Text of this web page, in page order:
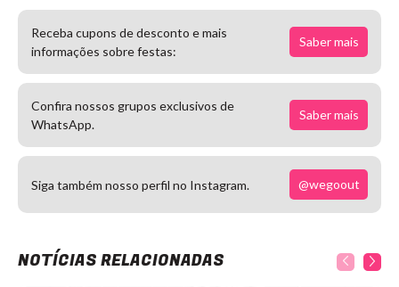
Receba cupons de desconto e mais
informações sobre festas:
Saber mais
Confira nossos grupos exclusivos de
WhatsApp.
Saber mais
Siga também nosso perfil no Instagram. @wegoout
NOTÍCIAS RELACIONADAS